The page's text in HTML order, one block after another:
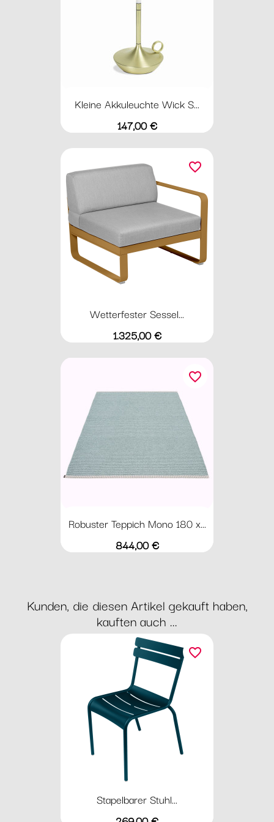
Kleine Akkuleuchte Wick S...
Preis
147,00 €
Wetterfester Sessel...
Preis
1.325,00 €
favorite_border
Robuster Teppich Mono 180 x...
Preis
844,00 €
favorite_border
Kunden, die diesen Artikel gekauft haben,
kauften auch ...
Stapelbarer Stuhl...
favorite_border